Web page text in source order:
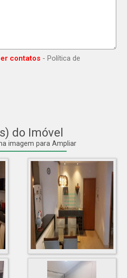
contatos - Política de
do Imóvel
imagem para Ampliar